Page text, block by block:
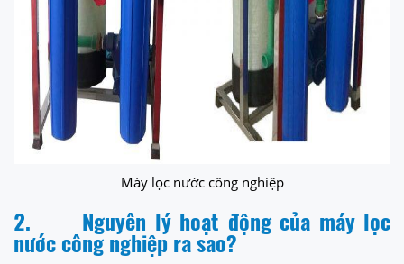
Máy lọc nước công nghiệp
2. Nguyên lý hoạt động của máy lọc
nước công nghiệp ra sao?